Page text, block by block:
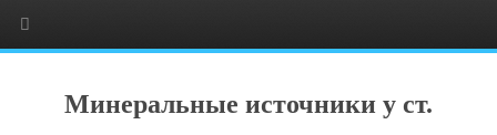
Минеральные источники у ст.